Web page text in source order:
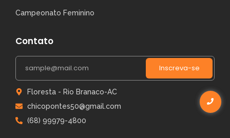
Campeonato Feminino
Contato
Inscreva-se
Floresta - Rio Branaco-AC
chicopontes50@gmail.com
(68) 99979-4800